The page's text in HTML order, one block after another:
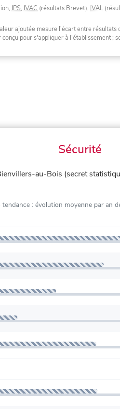
IPS, IVAC (résultats Brevet), IVAL
ajoutée mesure l'écart entre
pour s'appliquer à l'établissement ;
Sécurité
au-Bois (secret
· tendance : évolution moyenne par an